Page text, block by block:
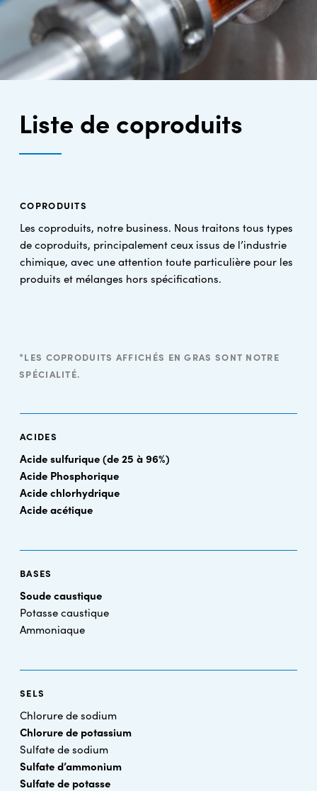
Liste de coproduits
COPRODUITS
Les coproduits, notre business. Nous traitons tous types
de coproduits, principalement ceux issus de l’industrie
chimique, avec une attention toute particulière pour les
produits et mélanges hors spécifications.
*LES COPRODUITS AFFICHÉS EN GRAS SONT NOTRE
SPÉCIALITÉ.
ACIDES
Acide sulfurique (de 25 à 96%)
Acide Phosphorique
Acide chlorhydrique
Acide acétique
BASES
Soude caustique
Potasse caustique
Ammoniaque
SELS
Chlorure de sodium
Chlorure de potassium
Sulfate de sodium
Sulfate d’ammonium
Sulfate de potasse